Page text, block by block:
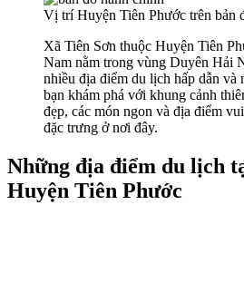
Vị trí Huyện Tiên Phước trên bản
Xã Tiên Sơn thuộc Huyện Tiên
Nam nằm trong vùng Duyên Hải
nhiều địa điểm du lịch hấp dẫn và
bạn khám phá với khung cảnh
đẹp, các món ngon và địa điểm
đặc trưng ở nơi đây.
Những địa điểm du lịch
Huyện Tiên Phước